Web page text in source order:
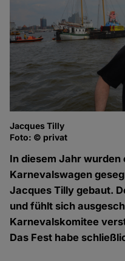
Jacques Tilly
Foto: © privat
In diesem Jahr
Karnevalswagen
Jacques Tilly gebaut.
und fühlt sich
Karnevalskomitee
Das Fest habe